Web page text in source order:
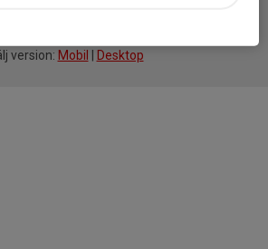
version: Mobil Desktop